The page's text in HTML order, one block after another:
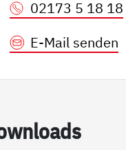
02173 5 18 18
E-Mail senden